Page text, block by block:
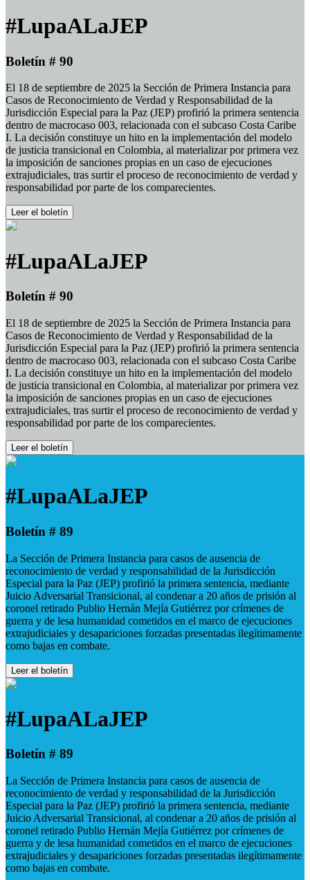
#LupaALaJEP
Boletín # 90
El 18 de septiembre de 2025 la Sección de Primera Instancia para
Casos de Reconocimiento de Verdad y Responsabilidad de la
Jurisdicción Especial para la Paz (JEP) profirió la primera sentencia
dentro de macrocaso 003, relacionada con el subcaso Costa Caribe
I. La decisión constituye un hito en la implementación del modelo
de justicia transicional en Colombia, al materializar por primera vez
la imposición de sanciones propias en un caso de ejecuciones
extrajudiciales, tras surtir el proceso de reconocimiento de verdad y
responsabilidad por parte de los comparecientes.
Leer el boletín
#LupaALaJEP
Boletín # 90
El 18 de septiembre de 2025 la Sección de Primera Instancia para
Casos de Reconocimiento de Verdad y Responsabilidad de la
Jurisdicción Especial para la Paz (JEP) profirió la primera sentencia
dentro de macrocaso 003, relacionada con el subcaso Costa Caribe
I. La decisión constituye un hito en la implementación del modelo
de justicia transicional en Colombia, al materializar por primera vez
la imposición de sanciones propias en un caso de ejecuciones
extrajudiciales, tras surtir el proceso de reconocimiento de verdad y
responsabilidad por parte de los comparecientes.
Leer el boletín
#LupaALaJEP
Boletín # 89
La Sección de Primera Instancia para casos de ausencia de
reconocimiento de verdad y responsabilidad de la Jurisdicción
Especial para la Paz (JEP) profirió la primera sentencia, mediante
Juicio Adversarial Transicional, al condenar a 20 años de prisión al
coronel retirado Publio Hernán Mejía Gutiérrez por crímenes de
guerra y de lesa humanidad cometidos en el marco de ejecuciones
extrajudiciales y desapariciones forzadas presentadas ilegítimamente
como bajas en combate.
Leer el boletín
#LupaALaJEP
Boletín # 89
La Sección de Primera Instancia para casos de ausencia de
reconocimiento de verdad y responsabilidad de la Jurisdicción
Especial para la Paz (JEP) profirió la primera sentencia, mediante
Juicio Adversarial Transicional, al condenar a 20 años de prisión al
coronel retirado Publio Hernán Mejía Gutiérrez por crímenes de
guerra y de lesa humanidad cometidos en el marco de ejecuciones
extrajudiciales y desapariciones forzadas presentadas ilegítimamente
como bajas en combate.